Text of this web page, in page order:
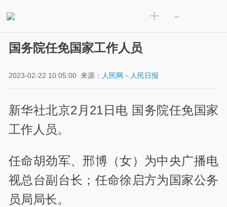
+ -
国务院任免国家工作人员
2023-02-22 10:05:00 来源： 人民网－人民日报
新华社北京2月21日电 国务院任免国家
工作人员。
任命胡劲军、邢博（女）为中央广播电
视总台副台长；任命徐启方为国家公务
员局局长。